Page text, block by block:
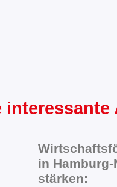
interessante
in Hamburg-
stärken: